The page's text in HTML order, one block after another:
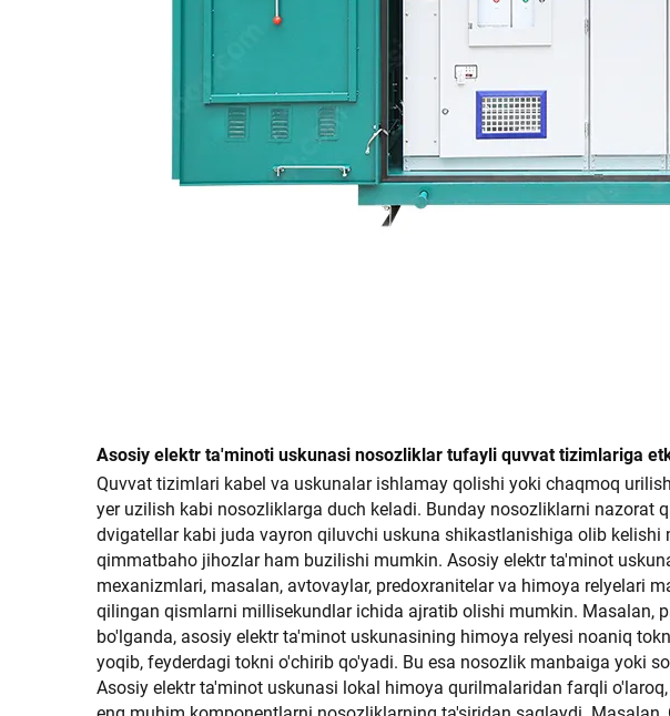
Asosiy elektr ta'minoti uskunasi nosozliklar tufayli quvvat tizimlariga
Quvvat tizimlari kabel va uskunalar ishlamay qolishi yoki chaqmoq
yer uzilish kabi nosozliklarga duch keladi. Bunday nosozliklarni nazorat
dvigatellar kabi juda vayron qiluvchi uskuna shikastlanishiga olib
qimmatbaho jihozlar ham buzilishi mumkin. Asosiy elektr ta'minot
mexanizmlari, masalan, avtovaylar, predoxranitelar va himoya relyelari
qilingan qismlarni millisekundlar ichida ajratib olishi mumkin. Masalan,
bo'lganda, asosiy elektr ta'minot uskunasining himoya relyesi noaniq
yoqib, feyderdagi tokni o'chirib qo'yadi. Bu esa nosozlik manbaiga yoki
Asosiy elektr ta'minot uskunasi lokal himoya qurilmalaridan farqli